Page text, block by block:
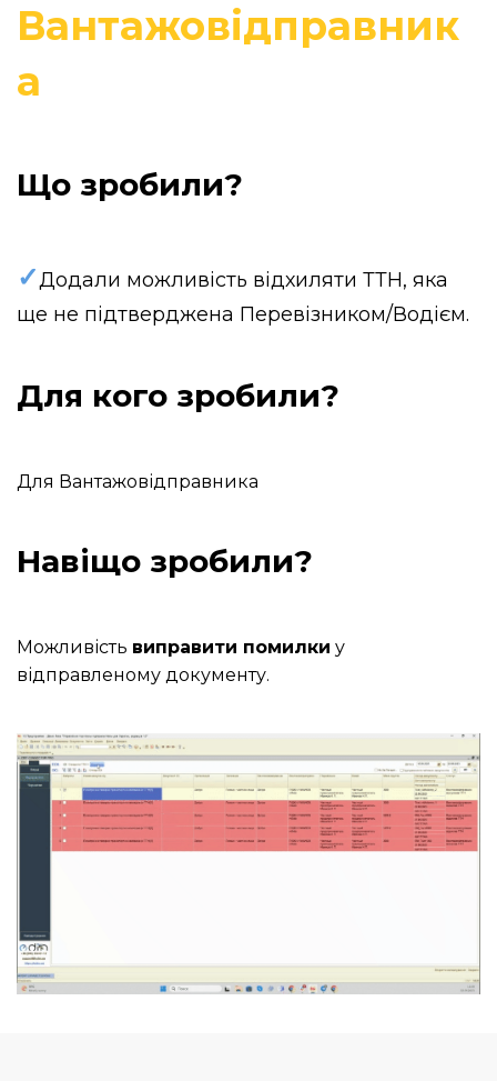
Вантажовідправник
а
Що зробили?
✓Додали можливість відхиляти ТТН, яка
ще не підтверджена Перевізником/Водієм.
Для кого зробили?
Для Вантажовідправника
Навіщо зробили?
Можливість виправити помилки у
відправленому документу.